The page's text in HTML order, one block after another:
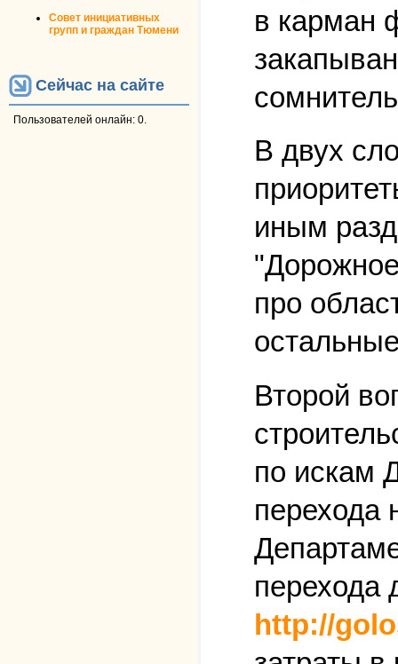
Совет инициативных
групп и граждан Тюмени
Сейчас на сайте
Пользователей онлайн: 0.
в карман
В двух
иным
про
Второй
по искам
перехода
перехода
http://